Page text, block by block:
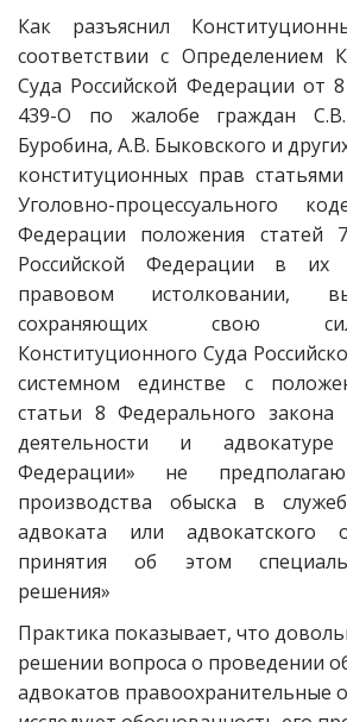
Как разъяснил
соответствии с Определением
Суда Российской Федерации от
439-О по жалобе граждан
Буробина, А.В. Быковского и
конституционных прав
Уголовно-процессуального
Федерации положения
Российской Федерации в их
правовом истолковании,
сохраняющих свою
Конституционного Суда
системном единстве с
статьи 8 Федерального закона
деятельности и
Федерации» не
производства обыска в
адвоката или адвокатского
принятия об этом
решения»
Практика показывает, что
решении вопроса о проведении
адвокатов правоохранительные